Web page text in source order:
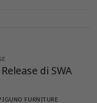
di SWA
FURNITURE